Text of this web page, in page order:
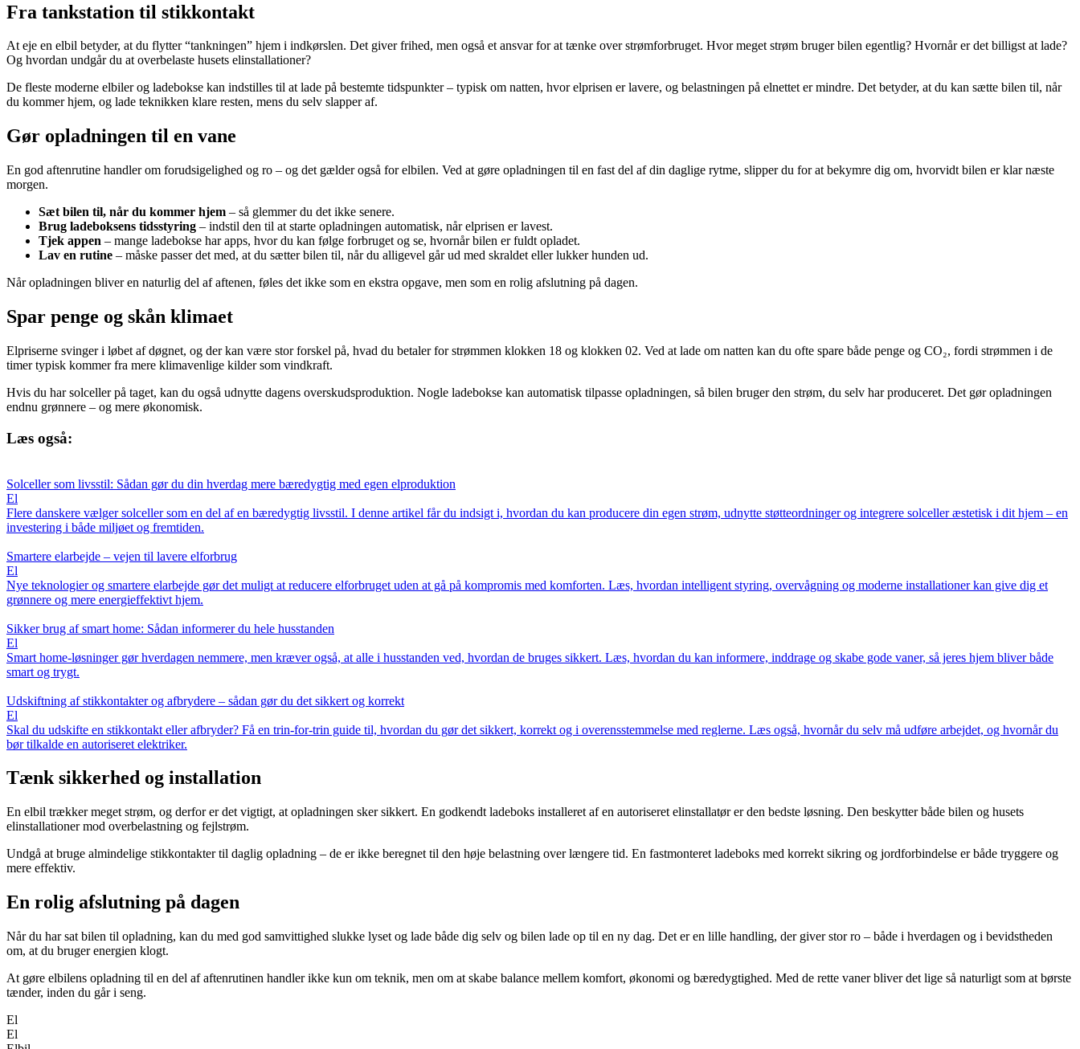
Fra tankstation til stikkontakt
At eje en elbil betyder, at du flytter “tankningen” hjem i indkørslen. Det giver frihed, men også et ansvar for at tænke over strømforbruget. Hvor meget strøm bruger bilen egentlig? Hvornår er det billigst at lade?
Og hvordan undgår du at overbelaste husets elinstallationer?
De fleste moderne elbiler og ladebokse kan indstilles til at lade på bestemte tidspunkter – typisk om natten, hvor elprisen er lavere, og belastningen på elnettet er mindre. Det betyder, at du kan sætte bilen til, når
du kommer hjem, og lade teknikken klare resten, mens du selv slapper af.
Gør opladningen til en vane
En god aftenrutine handler om forudsigelighed og ro – og det gælder også for elbilen. Ved at gøre opladningen til en fast del af din daglige rytme, slipper du for at bekymre dig om, hvorvidt bilen er klar næste
morgen.
Sæt bilen til, når du kommer hjem – så glemmer du det ikke senere.
Brug ladeboksens tidsstyring – indstil den til at starte opladningen automatisk, når elprisen er lavest.
Tjek appen – mange ladebokse har apps, hvor du kan følge forbruget og se, hvornår bilen er fuldt opladet.
Lav en rutine – måske passer det med, at du sætter bilen til, når du alligevel går ud med skraldet eller lukker hunden ud.
Når opladningen bliver en naturlig del af aftenen, føles det ikke som en ekstra opgave, men som en rolig afslutning på dagen.
Spar penge og skån klimaet
Elpriserne svinger i løbet af døgnet, og der kan være stor forskel på, hvad du betaler for strømmen klokken 18 og klokken 02. Ved at lade om natten kan du ofte spare både penge og CO₂, fordi strømmen i de
timer typisk kommer fra mere klimavenlige kilder som vindkraft.
Hvis du har solceller på taget, kan du også udnytte dagens overskudsproduktion. Nogle ladebokse kan automatisk tilpasse opladningen, så bilen bruger den strøm, du selv har produceret. Det gør opladningen
endnu grønnere – og mere økonomisk.
Læs også:
Solceller som livsstil: Sådan gør du din hverdag mere bæredygtig med egen elproduktion
El
Flere danskere vælger solceller som en del af en bæredygtig livsstil. I denne artikel får du indsigt i, hvordan du kan producere din egen strøm, udnytte støtteordninger og integrere solceller æstetisk i dit hjem – en
investering i både miljøet og fremtiden.
Smartere elarbejde – vejen til lavere elforbrug
El
Nye teknologier og smartere elarbejde gør det muligt at reducere elforbruget uden at gå på kompromis med komforten. Læs, hvordan intelligent styring, overvågning og moderne installationer kan give dig et
grønnere og mere energieffektivt hjem.
Sikker brug af smart home: Sådan informerer du hele husstanden
El
Smart home-løsninger gør hverdagen nemmere, men kræver også, at alle i husstanden ved, hvordan de bruges sikkert. Læs, hvordan du kan informere, inddrage og skabe gode vaner, så jeres hjem bliver både
smart og trygt.
Udskiftning af stikkontakter og afbrydere – sådan gør du det sikkert og korrekt
El
Skal du udskifte en stikkontakt eller afbryder? Få en trin-for-trin guide til, hvordan du gør det sikkert, korrekt og i overensstemmelse med reglerne. Læs også, hvornår du selv må udføre arbejdet, og hvornår du
bør tilkalde en autoriseret elektriker.
Tænk sikkerhed og installation
En elbil trækker meget strøm, og derfor er det vigtigt, at opladningen sker sikkert. En godkendt ladeboks installeret af en autoriseret elinstallatør er den bedste løsning. Den beskytter både bilen og husets
elinstallationer mod overbelastning og fejlstrøm.
Undgå at bruge almindelige stikkontakter til daglig opladning – de er ikke beregnet til den høje belastning over længere tid. En fastmonteret ladeboks med korrekt sikring og jordforbindelse er både tryggere og
mere effektiv.
En rolig afslutning på dagen
Når du har sat bilen til opladning, kan du med god samvittighed slukke lyset og lade både dig selv og bilen lade op til en ny dag. Det er en lille handling, der giver stor ro – både i hverdagen og i bevidstheden
om, at du bruger energien klogt.
At gøre elbilens opladning til en del af aftenrutinen handler ikke kun om teknik, men om at skabe balance mellem komfort, økonomi og bæredygtighed. Med de rette vaner bliver det lige så naturligt som at børste
tænder, inden du går i seng.
El
El